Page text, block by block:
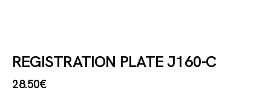
REGISTRATION PLATE J160-C
28.50€